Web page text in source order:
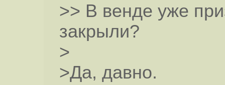
>> В венде уже
закрыли?
>
>Да, давно.